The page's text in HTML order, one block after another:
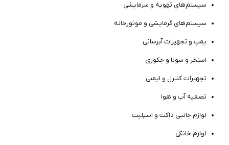
سیستم‌های تهویه و سرمایشی
سیستم‌های گرمایشی و موتور‌خانه
پمپ و تجهیزات آبرسانی
استخر و سونا و جکوزی
تجهیرات کنترل و ایمنی
تصفیه آب و هوا
لوازم جانبی داکت و اسپلیت
لوازم خانگی